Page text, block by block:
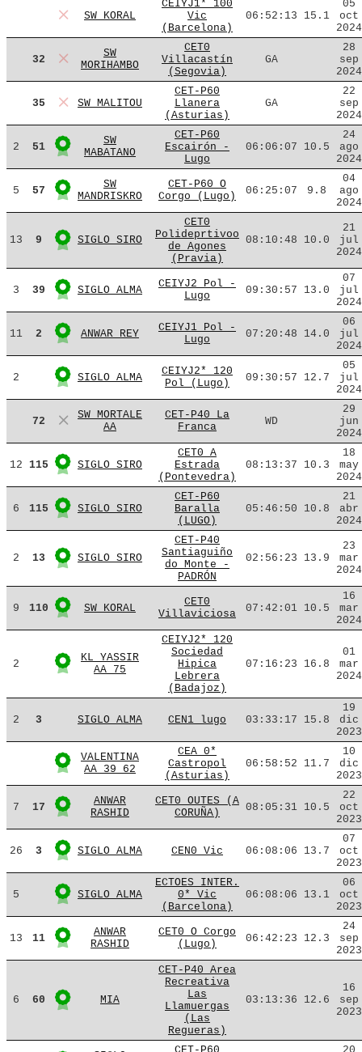
SW KORAL
CEIYJ1* 100
Vic
(Barcelona)
06:52:13 15.1
05
oct
2024
32
SW
MORIHAMBO
CET0
Villacastín
(Segovia)
GA
28
sep
2024
35 SW MALITOU
CET-P60
Llanera
(Asturias)
GA
22
sep
2024
2 51
SW
MABATANO
CET-P60
Escairón -
Lugo
06:06:07 10.5
24
ago
2024
5 57
SW
MANDRISKRO
CET-P60 O
Corgo (Lugo)
06:25:07 9.8
04
ago
2024
13 9 SIGLO SIRO
CET0
Polideprtivoo
de Agones
(Pravia)
08:10:48 10.0
21
jul
2024
3 39 SIGLO ALMA
CEIYJ2 Pol -
Lugo
09:30:57 13.0
07
jul
2024
11 2 ANWAR REY
CEIYJ1 Pol -
Lugo
07:20:48 14.0
06
jul
2024
2 SIGLO ALMA
CEIYJ2* 120
Pol (Lugo)
09:30:57 12.7
05
jul
2024
72
SW MORTALE
AA
CET-P40 La
Franca
WD
29
jun
2024
12 115 SIGLO SIRO
CET0 A
Estrada
(Pontevedra)
08:13:37 10.3
18
may
2024
6 115 SIGLO SIRO
CET-P60
Baralla
(LUGO)
05:46:50 10.8
21
abr
2024
2 13 SIGLO SIRO
CET-P40
Santiaguiño
do Monte -
PADRÓN
02:56:23 13.9
23
mar
2024
9 110 SW KORAL
CET0
Villaviciosa
07:42:01 10.5
16
mar
2024
2
KL YASSIR
AA 75
CEIYJ2* 120
Sociedad
Hipica
Lebrera
(Badajoz)
07:16:23 16.8
01
mar
2024
2 3 SIGLO ALMA CEN1 lugo 03:33:17 15.8
19
dic
2023
VALENTINA
AA 39 62
CEA 0*
Castropol
(Asturias)
06:58:52 11.7
10
dic
2023
7 17
ANWAR
RASHID
CET0 OUTES (A
CORUÑA)
08:05:31 10.5
22
oct
2023
26 3 SIGLO ALMA CEN0 Vic 06:08:06 13.7
07
oct
2023
5 SIGLO ALMA
ECTOES INTER.
0* Vic
(Barcelona)
06:08:06 13.1
06
oct
2023
13 11
ANWAR
RASHID
CET0 O Corgo
(Lugo)
06:42:23 12.3
24
sep
2023
6 60 MIA
CET-P40 Area
Recreativa
Las
Llamuergas
(Las
Regueras)
03:13:36 12.6
16
sep
2023